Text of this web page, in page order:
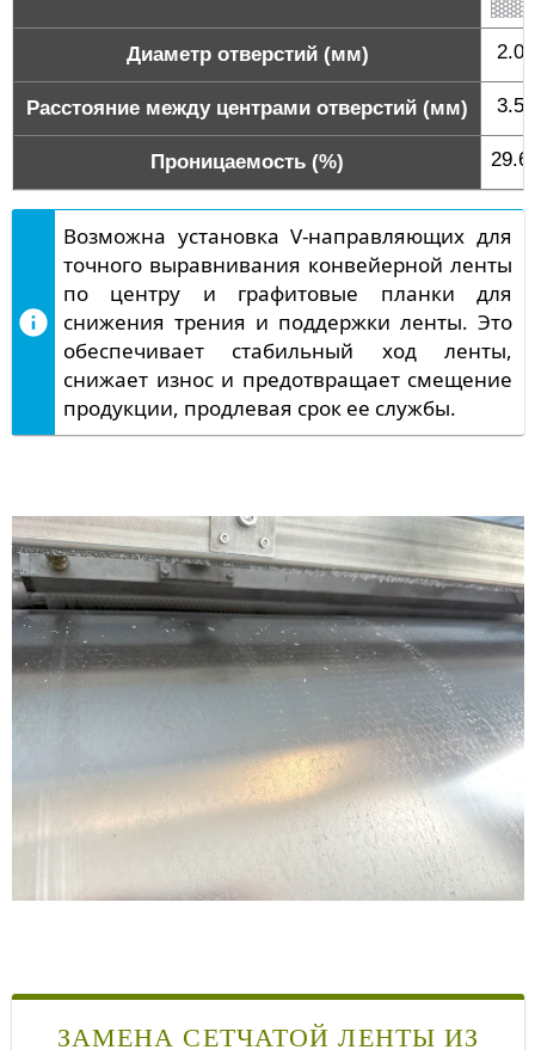
Диаметр отверстий (мм) 2.0
Расстояние между центрами отверстий (мм) 3.5
Проницаемость (%) 29.6
Возможна установка V-направляющих для
точного выравнивания конвейерной ленты
по центру и графитовые планки для
снижения трения и поддержки ленты. Это
обеспечивает стабильный ход ленты,
снижает износ и предотвращает смещение
продукции, продлевая срок ее службы.
ЗАМЕНА СЕТЧАТОЙ ЛЕНТЫ ИЗ